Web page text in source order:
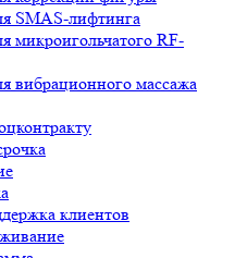
SMAS-лифтинга
микроигольчатого RF-
вибрационного массажа
клиентов